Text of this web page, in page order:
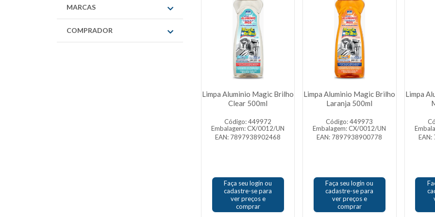
MARCAS
COMPRADOR
Limpa Aluminio Magic Brilho
Clear 500ml
Código: 449972
Embalagem: CX/0012/UN
EAN: 7897938902468
Faça seu login ou
cadastre-se para
ver preços e
comprar
Limpa Aluminio Magic Brilho
Laranja 500ml
Código: 449973
Embalagem: CX/0012/UN
EAN: 7897938900778
Faça seu login ou
cadastre-se para
ver preços e
comprar
Limpa